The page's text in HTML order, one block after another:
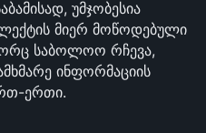
უმჯობესია
მიერ მოწოდებული
საბოლოო რჩევა,
ინფორმაციის
ერთი.